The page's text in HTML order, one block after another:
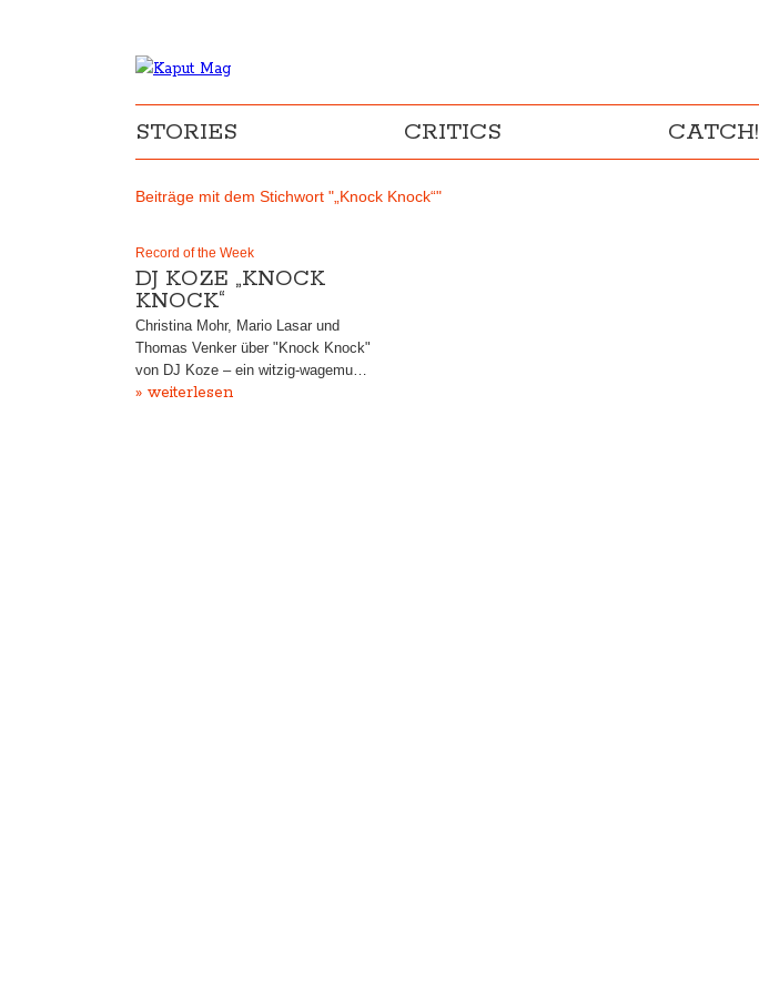
STORIES CRITICS CATCH!
Beiträge mit dem Stichwort "„Knock Knock“"
Record of the Week
DJ KOZE „KNOCK
KNOCK“
Christina Mohr, Mario Lasar und
Thomas Venker über "Knock Knock"
von DJ Koze – ein witzig-wagemu…
» weiterlesen